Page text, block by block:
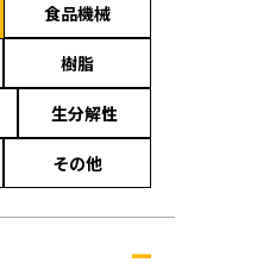
食品機械
樹脂
生分解性
その他